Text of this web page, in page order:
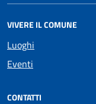
VIVERE IL COMUNE
Luoghi
Eventi
CONTATTI